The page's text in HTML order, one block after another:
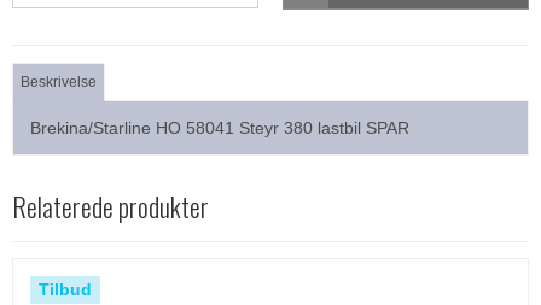
Beskrivelse
Brekina/Starline HO 58041 Steyr 380 lastbil SPAR
Relaterede produkter
Tilbud